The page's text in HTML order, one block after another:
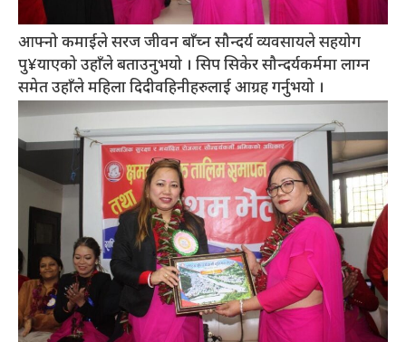
आफ्नो कमाईले सरज जीवन बाँच्न सौन्दर्य व्यवसायले सहयोग
पु¥याएको उहाँले बताउनुभयो । सिप सिकेर सौन्दर्यकर्ममा लाग्न
समेत उहाँले महिला दिदीवहिनीहरुलाई आग्रह गर्नुभयो ।